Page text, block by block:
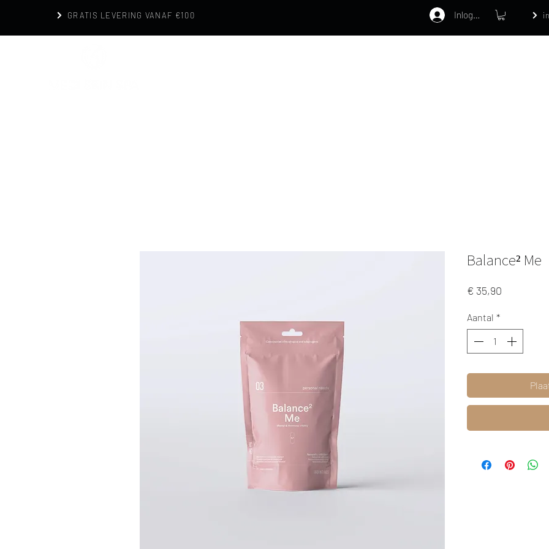
GRATIS LEVERING VANAF €100 Inloggen
Balance² Me
€ 35,90
Aantal *